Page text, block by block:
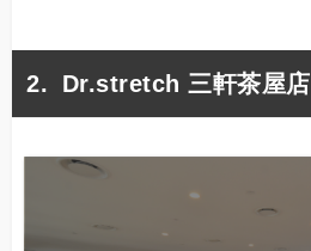
Dr.stretch 三軒茶屋店